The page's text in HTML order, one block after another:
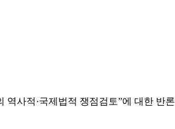
역사적·국제법적 쟁점검토”에 대한 반론